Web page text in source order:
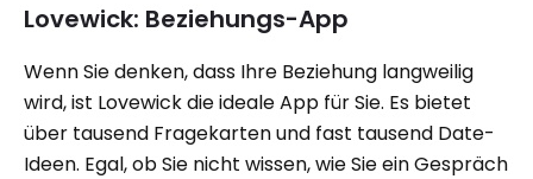
Lovewick: Beziehungs-App
Wenn Sie denken, dass Ihre Beziehung langweilig
wird, ist Lovewick die ideale App für Sie. Es bietet
über tausend Fragekarten und fast tausend Date-
Ideen. Egal, ob Sie nicht wissen, wie Sie ein Gespräch